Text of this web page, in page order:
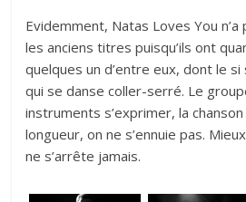
Evidemment, Natas Loves You
les anciens titres puisqu’ils ont
quelques un d’entre eux, dont le si
qui se danse coller-serré. Le
instruments s’exprimer, la
longueur, on ne s’ennuie pas.
ne s’arrête jamais.